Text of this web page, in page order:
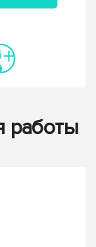
работы